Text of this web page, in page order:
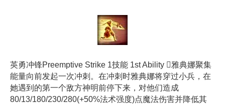
英勇冲锋Preemptive Strike 1技能 1st Ability 雅典娜聚集
能量向前发起一次冲刺。在冲刺时雅典娜将穿过小兵，在
她遇到的第一个敌方神明前停下来，对他们造成
80/13/180/230/280(+50%法术强度)点魔法伤害并降低其